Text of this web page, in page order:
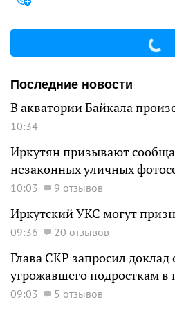
Последние новости
В акватории Байкала
10:34
Иркутян призывают
незаконных уличных
10:03 9 отзывов
Иркутский УКС могут
09:36 20 отзывов
Глава СКР запросил доклад
угрожавшего подросткам в
09:03
5 отзывов